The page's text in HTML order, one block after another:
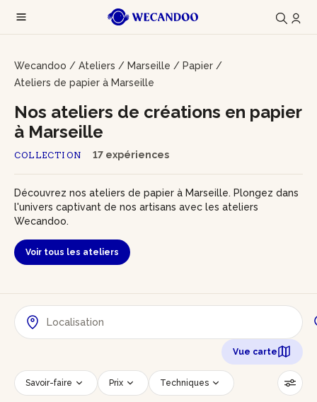
Wecandoo / Ateliers / Marseille / Papier /
Ateliers de papier à Marseille
COLLECTION 17 expériences
Nos ateliers de créations en papier
à Marseille
Découvrez nos ateliers de papier à Marseille. Plongez dans
l'univers captivant de nos artisans avec les ateliers
Wecandoo.
Voir tous les ateliers
Vue carte
Savoir-faire Prix Techniques